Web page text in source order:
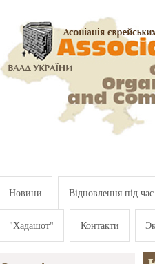
Новини Відновлення під
"Хадашот" Контакти